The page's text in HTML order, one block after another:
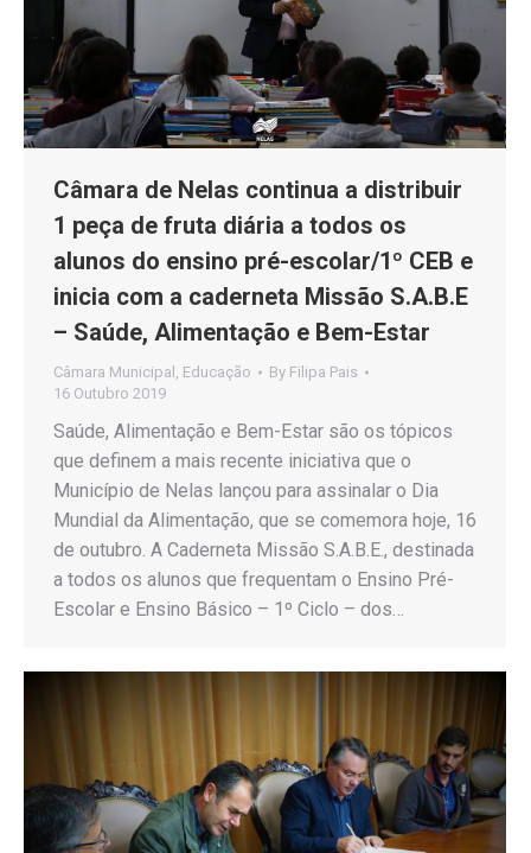
Câmara de Nelas continua a distribuir
1 peça de fruta diária a todos os
alunos do ensino pré-escolar/1º CEB e
inicia com a caderneta Missão S.A.B.E
– Saúde, Alimentação e Bem-Estar
Câmara Municipal , Educação By Filipa Pais
16 Outubro 2019
Saúde, Alimentação e Bem-Estar são os tópicos
que definem a mais recente iniciativa que o
Município de Nelas lançou para assinalar o Dia
Mundial da Alimentação, que se comemora hoje, 16
de outubro. A Caderneta Missão S.A.B.E., destinada
a todos os alunos que frequentam o Ensino Pré-
Escolar e Ensino Básico – 1º Ciclo – dos…